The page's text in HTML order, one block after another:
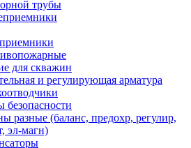
трубы
для скважин
и регулирующая арматура
безопасности
разные (баланс, предохр, регулир,
эл-магн)